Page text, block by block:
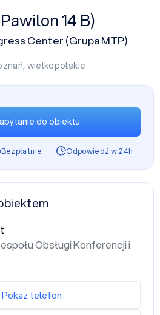
14 B)
Center (Grupa MTP)
, wielkopolskie
do obiektu
Bezpłatnie Odpowiedź w 24h
Obsługi Konferencji i
Pokaż telefon